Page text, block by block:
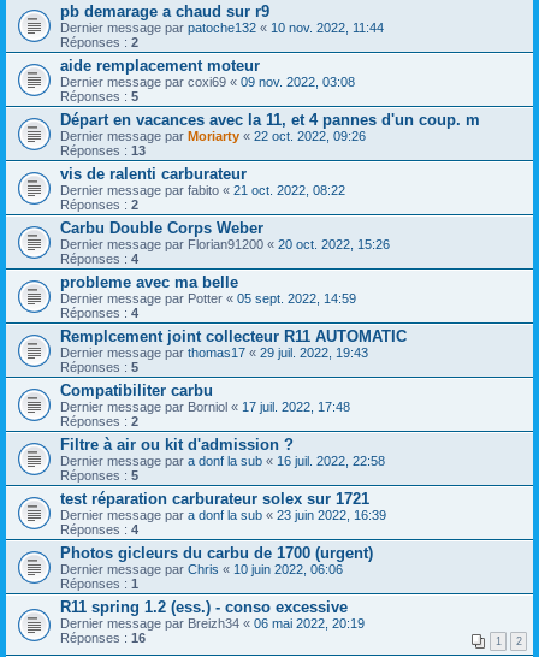
pb demarage a chaud sur r9
Dernier message par patoche132 « 10 nov. 2022, 11:44
Réponses : 2
aide remplacement moteur
Dernier message par coxi69 « 09 nov. 2022, 03:08
Réponses : 5
Départ en vacances avec la 11, et 4 pannes d'un coup. m
Dernier message par Moriarty « 22 oct. 2022, 09:26
Réponses : 13
vis de ralenti carburateur
Dernier message par fabito « 21 oct. 2022, 08:22
Réponses : 2
Carbu Double Corps Weber
Dernier message par Florian91200 « 20 oct. 2022, 15:26
Réponses : 4
probleme avec ma belle
Dernier message par Potter « 05 sept. 2022, 14:59
Réponses : 4
Remplcement joint collecteur R11 AUTOMATIC
Dernier message par thomas17 « 29 juil. 2022, 19:43
Réponses : 5
Compatibiliter carbu
Dernier message par Borniol « 17 juil. 2022, 17:48
Réponses : 2
Filtre à air ou kit d'admission ?
Dernier message par a donf la sub « 16 juil. 2022, 22:58
Réponses : 5
test réparation carburateur solex sur 1721
Dernier message par a donf la sub « 23 juin 2022, 16:39
Réponses : 4
Photos gicleurs du carbu de 1700 (urgent)
Dernier message par Chris « 10 juin 2022, 06:06
Réponses : 1
R11 spring 1.2 (ess.) - conso excessive
Dernier message par Breizh34 « 06 mai 2022, 20:19
Réponses : 16 1 2